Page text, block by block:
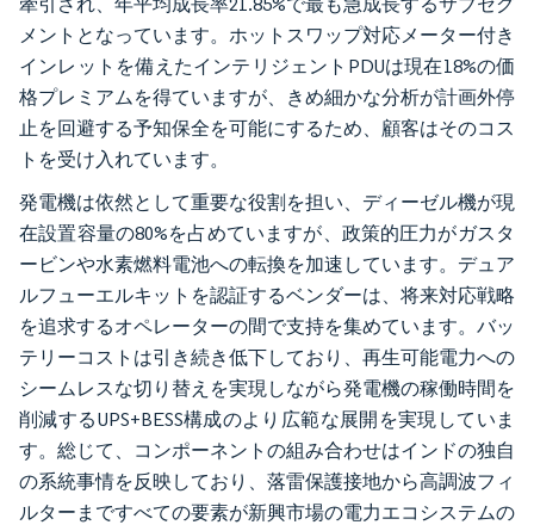
メントとなっています。ホットスワップ対応メーター付き
インレットを備えたインテリジェントPDUは現在18%の価
格プレミアムを得ていますが、きめ細かな分析が計画外停
止を回避する予知保全を可能にするため、顧客はそのコス
トを受け入れています。
発電機は依然として重要な役割を担い、ディーゼル機が現
在設置容量の80%を占めていますが、政策的圧力がガスタ
ービンや水素燃料電池への転換を加速しています。デュア
ルフューエルキットを認証するベンダーは、将来対応戦略
を追求するオペレーターの間で支持を集めています。バッ
テリーコストは引き続き低下しており、再生可能電力への
シームレスな切り替えを実現しながら発電機の稼働時間を
削減するUPS+BESS構成のより広範な展開を実現していま
す。総じて、コンポーネントの組み合わせはインドの独自
の系統事情を反映しており、落雷保護接地から高調波フィ
ルターまですべての要素が新興市場の電力エコシステムの